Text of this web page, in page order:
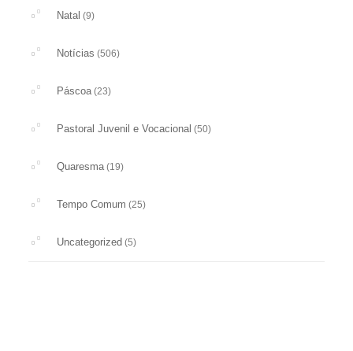
Natal (9)
Notícias (506)
Páscoa(23)
Pastoral Juvenil e Vocacional (50)
Quaresma(19)
Tempo Comum (25)
Uncategorized (5)